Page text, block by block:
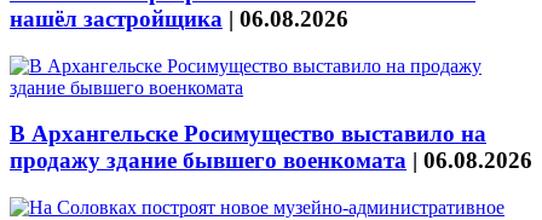
нашёл застройщика | 06.08.2026
В Архангельске Росимущество выставило на
продажу здание бывшего военкомата | 06.08.2026